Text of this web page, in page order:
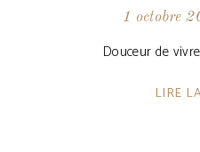
1 octobre
Douceur de
LIRE